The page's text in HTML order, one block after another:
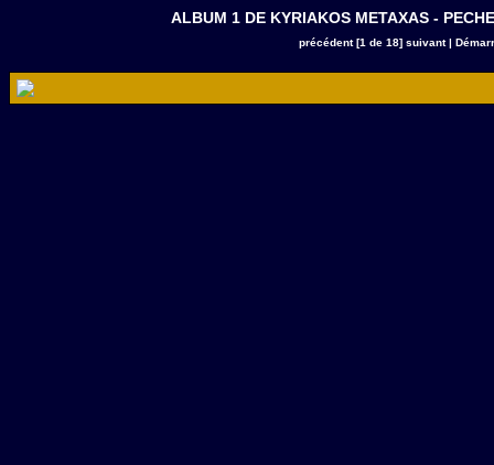
ALBUM 1 DE KYRIAKOS METAXAS -
précédent[1 de 18] suivant|